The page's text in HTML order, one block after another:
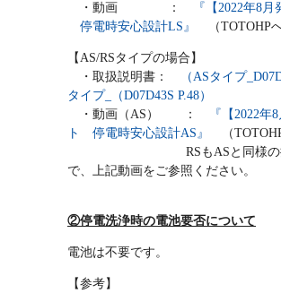
・動画 ：
『【2022年8月
停電時安心設計LS』
（TOTOHP
【AS/RSタイプの場合】
・取扱説明書：
（ASタイプ
タイプ_（D07D43S P.48）
・動画（AS） ：
『【2022年
ト 停電時安心設計AS』
（
RSもASと同様の操作
で、上記動画をご参照ください。
②停電洗浄時の電池要否について
電池は不要です。
【参考】